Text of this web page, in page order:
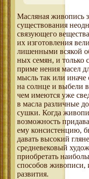
Масляная живопись
существования
связующего
их изготовления
лишенными всякой
ных семян, и только
приме нения масел
мысль так или иначе
на солнце и выбели
чем имеются уже
в масла различные
сушки. Когда
возможность
ему консистенцию,
давать высокий
средневековый
приобретать
способов живописи,
развития.